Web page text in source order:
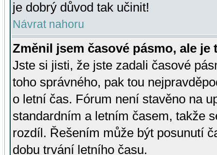
je dobrý důvod tak učinit!
Návrat nahoru
Změnil jsem časové pásmo, ale je
Jste si jisti, že jste zadali časové
toho správného, pak tou
o letní čas. Fórum není stavěno na
standardním a letním časem, takže
rozdíl. Řešením může být posunutí
dobu trvání letního času.